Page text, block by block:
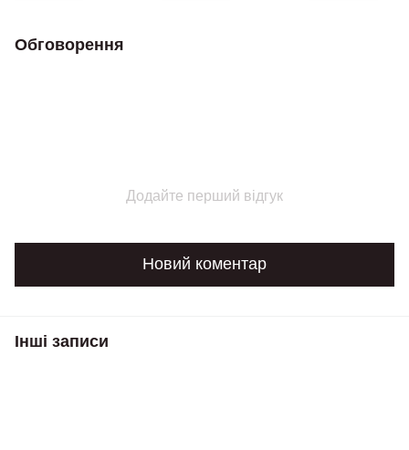
Обговорення
Додайте перший відгук
Новий коментар
Інші записи